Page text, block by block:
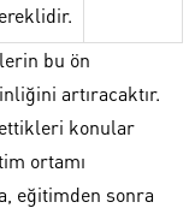
bu ön
artıracaktır.
ettikleri konular
ortamı
eğitimden sonra